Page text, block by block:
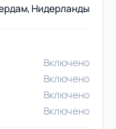
Нидерланды
Включено
Включено
Включено
Включено